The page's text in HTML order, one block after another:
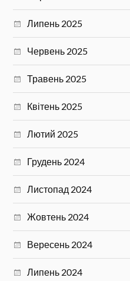
Липень 2025
Червень 2025
Травень 2025
Квітень 2025
Лютий 2025
Грудень 2024
Листопад 2024
Жовтень 2024
Вересень 2024
Липень 2024